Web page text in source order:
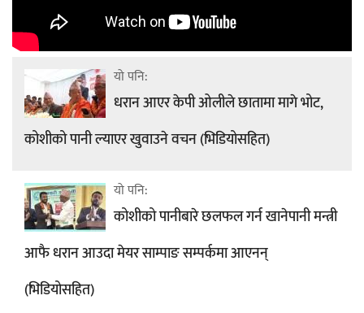
यो पनि:
धरान आएर केपी ओलीले छातामा मागे भोट,
कोशीको पानी ल्याएर खुवाउने वचन (भिडियोसहित)
यो पनि:
कोशीको पानीबारे छलफल गर्न खानेपानी मन्त्री
आफै धरान आउदा मेयर साम्पाङ सम्पर्कमा आएनन्
(भिडियोसहित)